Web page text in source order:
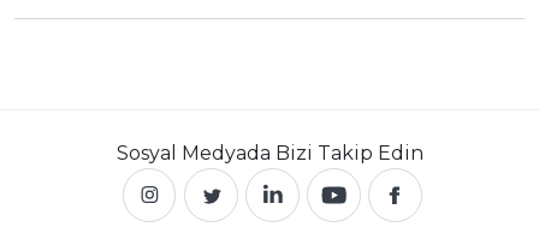
Sosyal Medyada Bizi Takip Edin